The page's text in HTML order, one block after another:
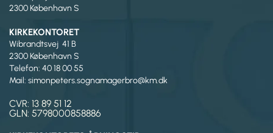
2300 København S
KIRKEKONTORET
Wibrandtsvej 41 B
2300 København S
Telefon: 40 18 00 55
Mail: simonpeters.sognamagerbro@km.dk
CVR: 13 89 51 12
GLN: 5798000858886